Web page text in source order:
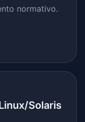
normativo.
Solaris